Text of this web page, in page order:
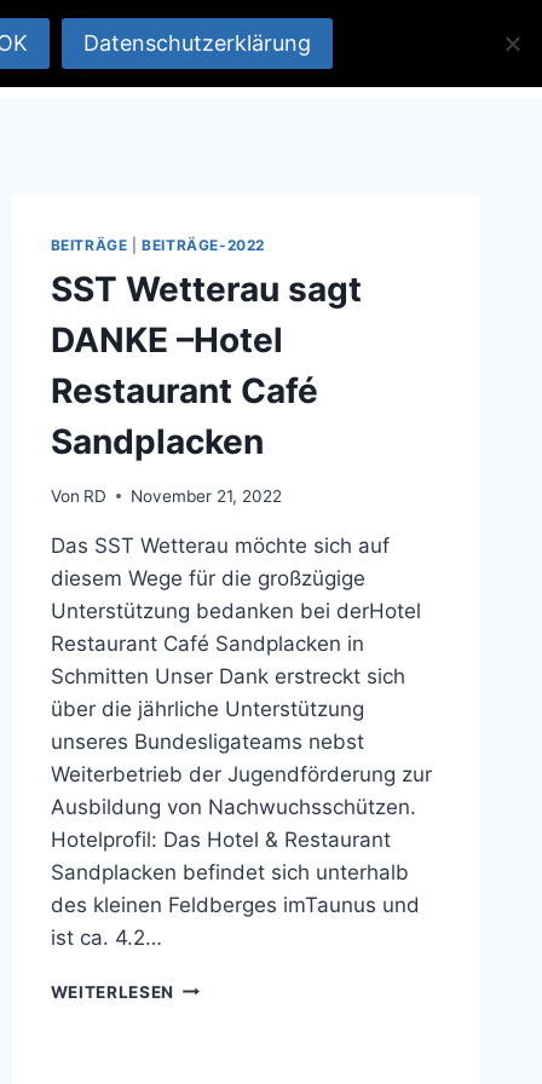
Verein Partner & Sponsoren
BEITRÄGE |BEITRÄGE-2022
SST Wetterau sagt
DANKE –Hotel
Restaurant Café
Sandplacken
Von RD November 21, 2022
Das SST Wetterau möchte sich auf
diesem Wege für die großzügige
Unterstützung bedanken bei derHotel
Restaurant Café Sandplacken in
Schmitten Unser Dank erstreckt sich
über die jährliche Unterstützung
unseres Bundesligateams nebst
Weiterbetrieb der Jugendförderung zur
Ausbildung von Nachwuchsschützen.
Hotelprofil: Das Hotel & Restaurant
Sandplacken befindet sich unterhalb
des kleinen Feldberges imTaunus und
ist ca. 4.2…
WEITERLESEN SST
Datenschutzerklärung